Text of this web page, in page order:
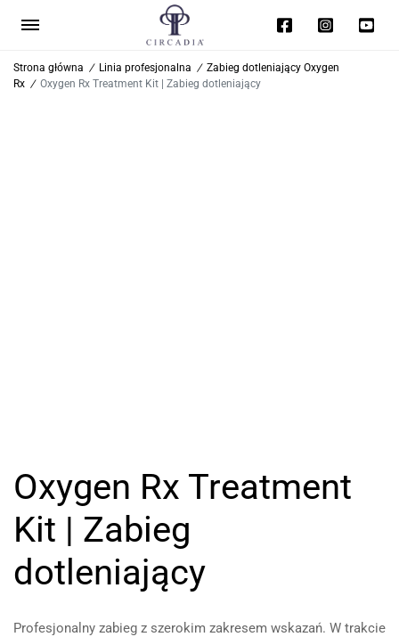
Strona główna / Linia profesjonalna / Zabieg dotleniający Oxygen
Rx / Oxygen Rx Treatment Kit | Zabieg dotleniający
Oxygen Rx Treatment
Kit | Zabieg
dotleniający
Profesjonalny zabieg z szerokim zakresem wskazań. W trakcie